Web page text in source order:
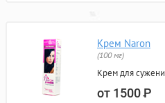
Крем Naron
(100 мг)
Крем для
от 1500Р